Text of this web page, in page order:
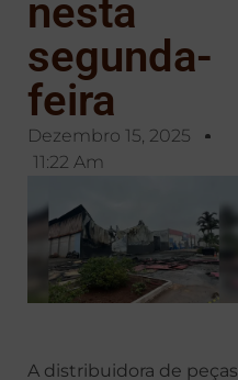
nesta
segunda-
feira
Dezembro 15, 2025
11:22 Am
A distribuidora de peças